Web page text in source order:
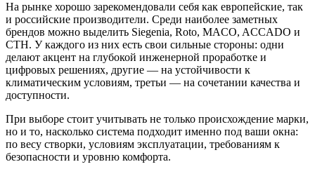
На рынке хорошо зарекомендовали себя как европейские, так
и российские производители. Среди наиболее заметных
брендов можно выделить Siegenia, Roto, MACO, ACCADO и
СТН. У каждого из них есть свои сильные стороны: одни
делают акцент на глубокой инженерной проработке и
цифровых решениях, другие — на устойчивости к
климатическим условиям, третьи — на сочетании качества и
доступности.
При выборе стоит учитывать не только происхождение марки,
но и то, насколько система подходит именно под ваши окна:
по весу створки, условиям эксплуатации, требованиям к
безопасности и уровню комфорта.